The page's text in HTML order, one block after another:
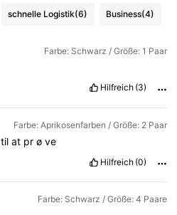
schnelle Logistik(6) Business(4)
Farbe: Schwarz / Größe: 1 Paar
Hilfreich (3)
Farbe: Aprikosenfarben / Größe: 2 Paar
til at pr ø ve
Hilfreich (0)
Farbe: Schwarz / Größe: 4 Paare